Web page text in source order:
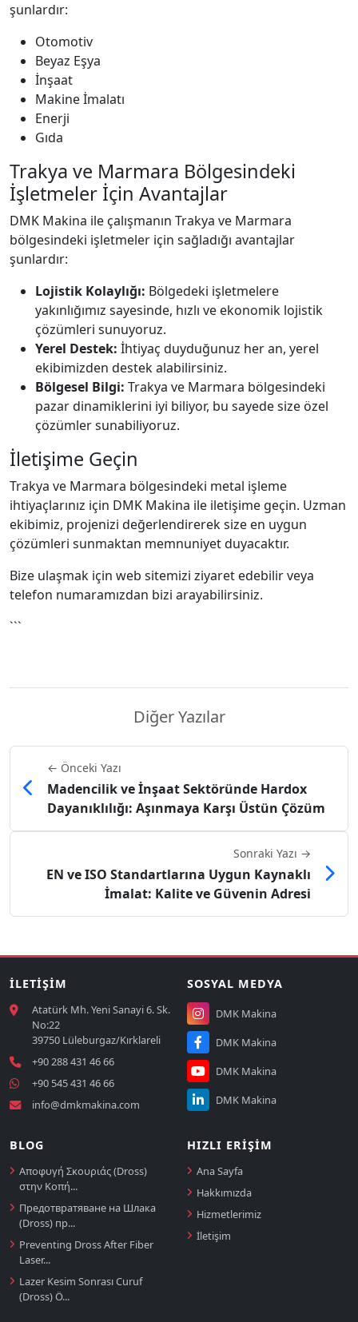
şunlardır:
Otomotiv
Beyaz Eşya
İnşaat
Makine İmalatı
Enerji
Gıda
Trakya ve Marmara Bölgesindeki
İşletmeler İçin Avantajlar
DMK Makina ile çalışmanın Trakya ve Marmara
bölgesindeki işletmeler için sağladığı avantajlar
şunlardır:
Lojistik Kolaylığı: Bölgedeki işletmelere
yakınlığımız sayesinde, hızlı ve ekonomik lojistik
çözümleri sunuyoruz.
Yerel Destek: İhtiyaç duyduğunuz her an, yerel
ekibimizden destek alabilirsiniz.
Bölgesel Bilgi: Trakya ve Marmara bölgesindeki
pazar dinamiklerini iyi biliyor, bu sayede size özel
çözümler sunabiliyoruz.
İletişime Geçin
Trakya ve Marmara bölgesindeki metal işleme
ihtiyaçlarınız için DMK Makina ile iletişime geçin. Uzman
ekibimiz, projenizi değerlendirerek size en uygun
çözümleri sunmaktan memnuniyet duyacaktır.
Bize ulaşmak için web sitemizi ziyaret edebilir veya
telefon numaramızdan bizi arayabilirsiniz.
```
Diğer Yazılar
← Önceki Yazı
Madencilik ve İnşaat Sektöründe Hardox
Dayanıklılığı: Aşınmaya Karşı Üstün Çözüm
Sonraki Yazı →
EN ve ISO Standartlarına Uygun Kaynaklı
İmalat: Kalite ve Güvenin Adresi
İLETIŞIM
Atatürk Mh. Yeni Sanayi 6. Sk.
No:22
39750 Lüleburgaz/Kırklareli
+90 288 431 46 66
+90 545 431 46 66
info@dmkmakina.com
SOSYAL MEDYA
DMK Makina
DMK Makina
DMK Makina
DMK Makina
BLOG
Αποφυγή Σκουριάς (Dross)
στην Κοπή...
Предотвратяване на Шлака
(Dross) пр...
Preventing Dross After Fiber
Laser...
Lazer Kesim Sonrası Curuf
(Dross) Ö...
HIZLI ERIŞIM
Ana Sayfa
Hakkımızda
Hizmetlerimiz
İletişim